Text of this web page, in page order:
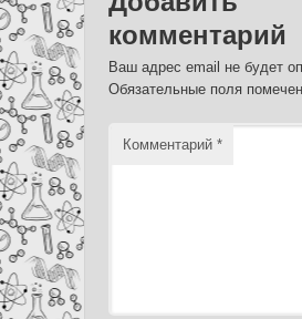
комментарий
Ваш адрес email не будет
Обязательные поля
Комментарий *